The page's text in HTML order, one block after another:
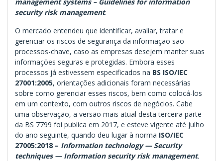
security risk management.
O mercado entendeu que identificar, avaliar, tratar e
gerenciar os riscos de segurança da informação são
processos-chave, caso as empresas desejem manter suas
informações seguras e protegidas. Embora esses
processos já estivessem especificados na BS ISO/IEC
27001:2005, orientações adicionais foram necessárias
sobre como gerenciar esses riscos, bem como colocá-los
em um contexto, com outros riscos de negócios. Cabe
uma observação, a versão mais atual desta terceira parte
da BS 7799 foi publica em 2017, e esteve vigente até julho
do ano seguinte, quando deu lugar à norma ISO/IEC
27005:2018 – Information technology — Security
techniques — Information security risk management.